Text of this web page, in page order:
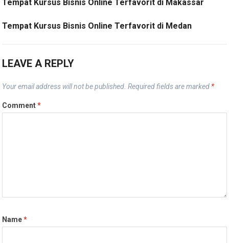
Tempat Kursus Bisnis Online Terfavorit di Makassar
Tempat Kursus Bisnis Online Terfavorit di Medan
LEAVE A REPLY
Your email address will not be published. Required fields are marked *
Comment*
Name*